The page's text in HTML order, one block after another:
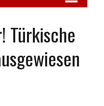
Türkische